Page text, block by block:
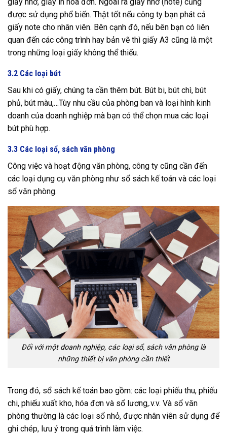
được sử dụng phổ biến. Thật tốt nếu công ty bạn phát cả
giấy note cho nhân viên. Bên cạnh đó, nếu bên bạn có liên
quan đến các công trình hay bản vẽ thì giấy A3 cũng là một
trong những loại giấy không thể thiếu.
3.2 Các loại bút
Sau khi có giấy, chúng ta cần thêm bút. Bút bi, bút chì, bút
phủ, bút màu,…Tùy nhu cầu của phòng ban và loại hình kinh
doanh của doanh nghiệp mà bạn có thể chọn mua các loại
bút phù hợp.
3.3 Các loại sổ, sách văn phòng
Công việc và hoạt động văn phòng, công ty cũng cần đến
các loại dụng cụ văn phòng như sổ sách kế toán và các loại
sổ văn phòng.
Đối với một doanh nghiệp, các loại sổ, sách văn phòng là
những thiết bị văn phòng cần thiết
Trong đó, sổ sách kế toán bao gồm: các loại phiếu thu, phiếu
chi, phiếu xuất kho, hóa đơn và sổ lương,.v.v. Và sổ văn
phòng thường là các loại sổ nhỏ, được nhân viên sử dụng để
ghi chép, lưu ý trong quá trình làm việc.